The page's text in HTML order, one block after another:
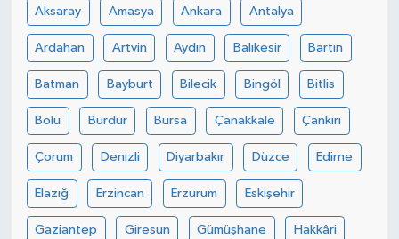
Aksaray Amasya Ankara Antalya
Ardahan Artvin Aydın Balıkesir Bartın
Batman Bayburt Bilecik Bingöl Bitlis
Bolu Burdur Bursa Çanakkale Çankırı
Çorum Denizli Diyarbakır Düzce Edirne
Elazığ Erzincan Erzurum Eskişehir
Gaziantep Giresun Gümüşhane Hakkâri
Siyaset
Spor
Yaşam